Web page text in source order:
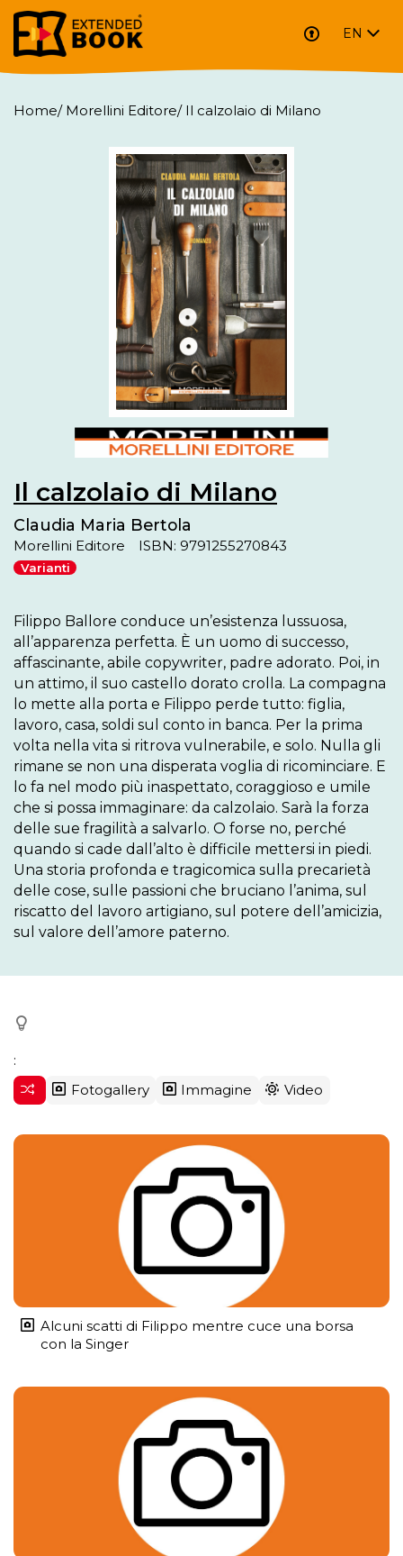
EN
Home/ Morellini Editore/ Il calzolaio di Milano
Il calzolaio di Milano
Claudia Maria Bertola
Morellini Editore ISBN: 9791255270843
Varianti
Filippo Ballore conduce un’esistenza lussuosa,
all’apparenza perfetta. È un uomo di successo,
affascinante, abile copywriter, padre adorato. Poi, in
un attimo, il suo castello dorato crolla. La compagna
lo mette alla porta e Filippo perde tutto: figlia,
lavoro, casa, soldi sul conto in banca. Per la prima
volta nella vita si ritrova vulnerabile, e solo. Nulla gli
rimane se non una disperata voglia di ricominciare. E
lo fa nel modo più inaspettato, coraggioso e umile
che si possa immaginare: da calzolaio. Sarà la forza
delle sue fragilità a salvarlo. O forse no, perché
quando si cade dall’alto è difficile mettersi in piedi.
Una storia profonda e tragicomica sulla precarietà
delle cose, sulle passioni che bruciano l’anima, sul
riscatto del lavoro artigiano, sul potere dell’amicizia,
sul valore dell’amore paterno.
:
Fotogallery
Immagine Video
Alcuni scatti di Filippo mentre cuce una borsa
con la Singer